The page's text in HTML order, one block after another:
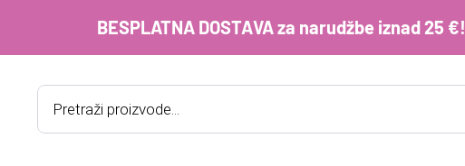
BESPLATNA DOSTAVA za narudžbe iznad 25 €!
Products
search